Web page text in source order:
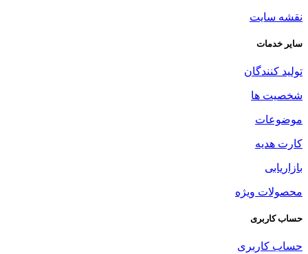
نقشه سایت
سایر خدمات
تولید کنندگان
شخصیت ها
موضوعات
کارت هدیه
بازاریابی
محصولات ویژه
حساب کاربری
حساب کاربری